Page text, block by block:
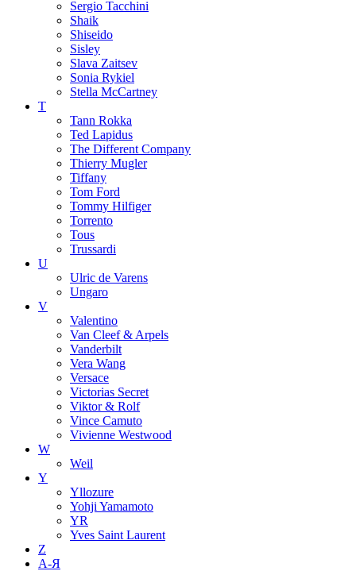
Sergio Tacchini
Shaik
Shiseido
Sisley
Slava Zaitsev
Sonia Rykiel
Stella McCartney
T
Tann Rokka
Ted Lapidus
The Different Company
Thierry Mugler
Tiffany
Tom Ford
Tommy Hilfiger
Torrento
Tous
Trussardi
U
Ulric de Varens
Ungaro
V
Valentino
Van Cleef & Arpels
Vanderbilt
Vera Wang
Versace
Victorias Secret
Viktor & Rolf
Vince Camuto
Vivienne Westwood
W
Weil
Y
Yllozure
Yohji Yamamoto
YR
Yves Saint Laurent
Z
А-Я